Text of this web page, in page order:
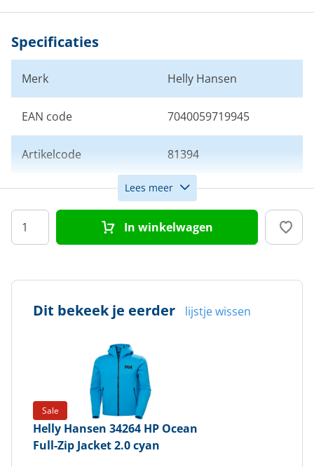
Specificaties
Merk Helly Hansen
EAN code 7040059719945
Artikelcode 81394
Maat M
Kleur Blauw
Lees meer
In winkelwagen
Dit bekeek je eerder lijstje wissen
Sale
Helly Hansen 34264 HP Ocean
Full-Zip Jacket 2.0 cyan